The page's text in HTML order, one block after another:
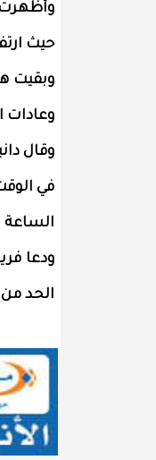
وأظهرت
حيث ارتفعت
وبقيت
وعادات
وقال
في
الساعة
ودعا
الحد